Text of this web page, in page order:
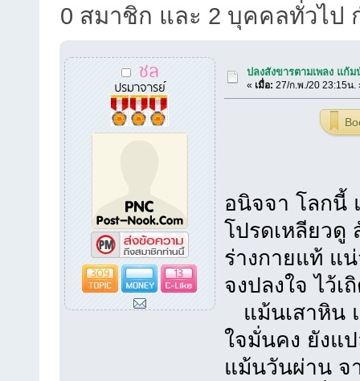
0 สมาชิก และ 2 บุคคลทั่วไป
ชล
ปรมาจารย์
309 13
ปลงสังขารตามเพลง แก้ม
« เมื่อ: 27/ก.พ./20 23:15น.
อนิจจา โลกนี้
โปรดเหลียวดู
ร่างกายแท้ แ
จงปลงใจ ไว้เ
แม้นเสาหิน
ใจมั่นคง ยังแ
แม้นวันผ่าน จ